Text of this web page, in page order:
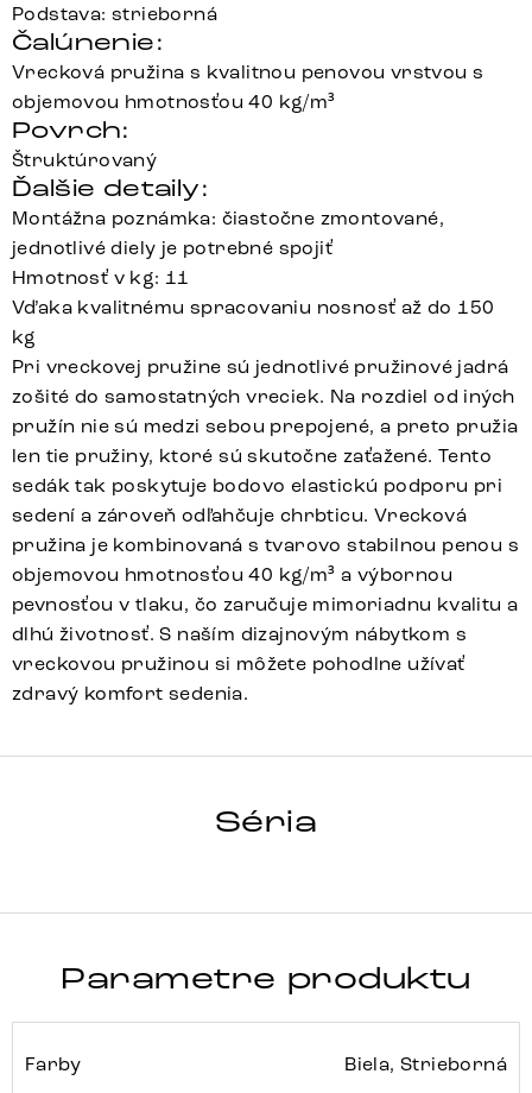
Podstava: strieborná
Čalúnenie:
Vrecková pružina s kvalitnou penovou vrstvou s
objemovou hmotnosťou 40 kg/m³
Povrch:
Štruktúrovaný
Ďalšie detaily:
Montážna poznámka: čiastočne zmontované,
jednotlivé diely je potrebné spojiť
Hmotnosť v kg: 11
Vďaka kvalitnému spracovaniu nosnosť až do 150
kg
Pri vreckovej pružine sú jednotlivé pružinové jadrá
zošité do samostatných vreciek. Na rozdiel od iných
pružín nie sú medzi sebou prepojené, a preto pružia
len tie pružiny, ktoré sú skutočne zaťažené. Tento
sedák tak poskytuje bodovo elastickú podporu pri
sedení a zároveň odľahčuje chrbticu. Vrecková
pružina je kombinovaná s tvarovo stabilnou penou s
objemovou hmotnosťou 40 kg/m³ a výbornou
pevnosťou v tlaku, čo zaručuje mimoriadnu kvalitu a
dlhú životnosť. S naším dizajnovým nábytkom s
vreckovou pružinou si môžete pohodlne užívať
zdravý komfort sedenia.
Séria
PEJO-FLEX
Parametre produktu
Farby Biela, Strieborná